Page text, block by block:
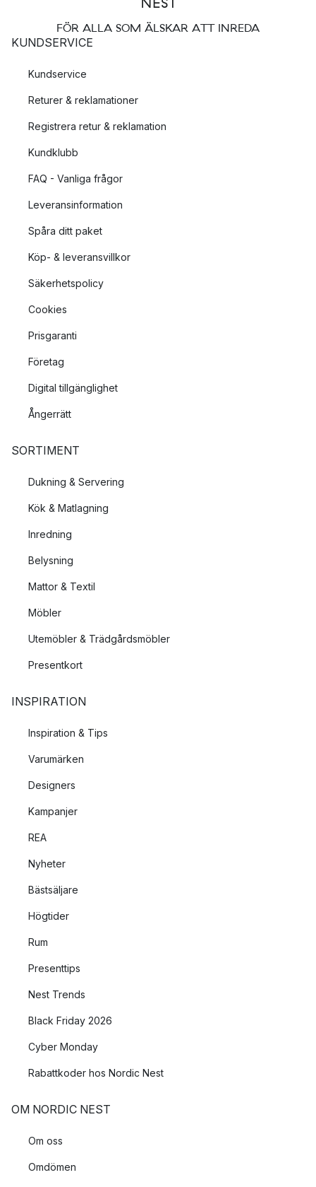
FÖR ALLA SOM ÄLSKAR ATT INREDA
KUNDSERVICE
Kundservice
Returer & reklamationer
Registrera retur & reklamation
Kundklubb
FAQ - Vanliga frågor
Leveransinformation
Spåra ditt paket
Köp- & leveransvillkor
Säkerhetspolicy
Cookies
Prisgaranti
Företag
Digital tillgänglighet
Ångerrätt
SORTIMENT
Dukning & Servering
Kök & Matlagning
Inredning
Belysning
Mattor & Textil
Möbler
Utemöbler & Trädgårdsmöbler
Presentkort
INSPIRATION
Inspiration & Tips
Varumärken
Designers
Kampanjer
REA
Nyheter
Bästsäljare
Högtider
Rum
Presenttips
Nest Trends
Black Friday 2026
Cyber Monday
Rabattkoder hos Nordic Nest
OM NORDIC NEST
Om oss
Omdömen